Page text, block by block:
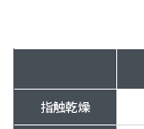
指触乾燥